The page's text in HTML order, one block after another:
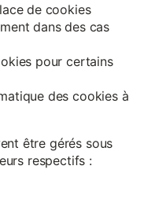
de cookies
dans des cas
pour certains
des cookies à
être gérés sous
respectifs :